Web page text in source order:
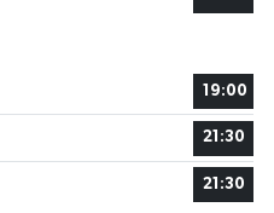
19:00
21:30
21:30